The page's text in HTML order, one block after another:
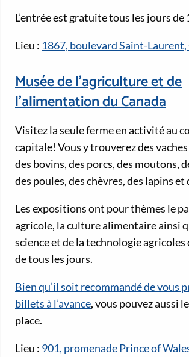
L’entrée est gratuite tous les jours de
Lieu : 1867, boulevard Saint-
Musée de l’agriculture et de
l’alimentation du Canada
Visitez la seule ferme en activité au
capitale! Vous y trouverez des
des bovins, des porcs, des moutons,
des poules, des chèvres, des lapins et
Les expositions ont pour thèmes le
agricole, la culture alimentaire ainsi
science et de la technologie
de tous les jours.
Bien qu’il soit recommandé de vous
billets à l’avance, vous pouvez aussi
place.
Lieu : 901, promenade Prince of